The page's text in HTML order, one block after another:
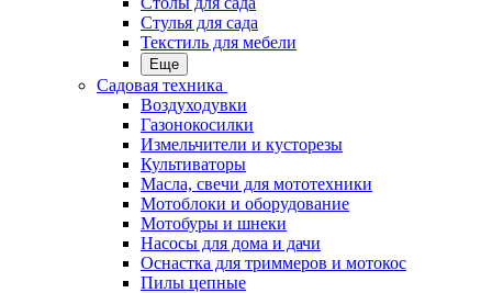
Стулья для сада
Текстиль для мебели
Еще
Садовая техника
Воздуходувки
Газонокосилки
Измельчители и кусторезы
Культиваторы
Масла, свечи для мототехники
Мотоблоки и оборудование
Мотобуры и шнеки
Насосы для дома и дачи
Оснастка для триммеров и мотокос
Пилы цепные